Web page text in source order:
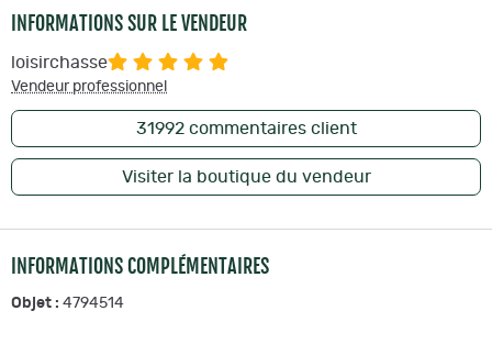
INFORMATIONS SUR LE VENDEUR
loisirchasse
Vendeur professionnel
31992commentaires client
Visiter la boutique du vendeur
INFORMATIONS COMPLÉMENTAIRES
Objet : 4794514